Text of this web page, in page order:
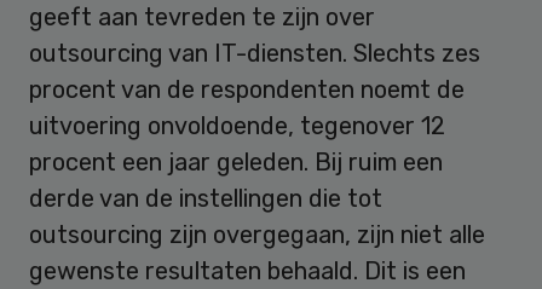
geeft aan tevreden te zijn over
outsourcing van IT-diensten. Slechts zes
procent van de respondenten noemt de
uitvoering onvoldoende, tegenover 12
procent een jaar geleden. Bij ruim een
derde van de instellingen die tot
outsourcing zijn overgegaan, zijn niet alle
gewenste resultaten behaald. Dit is een